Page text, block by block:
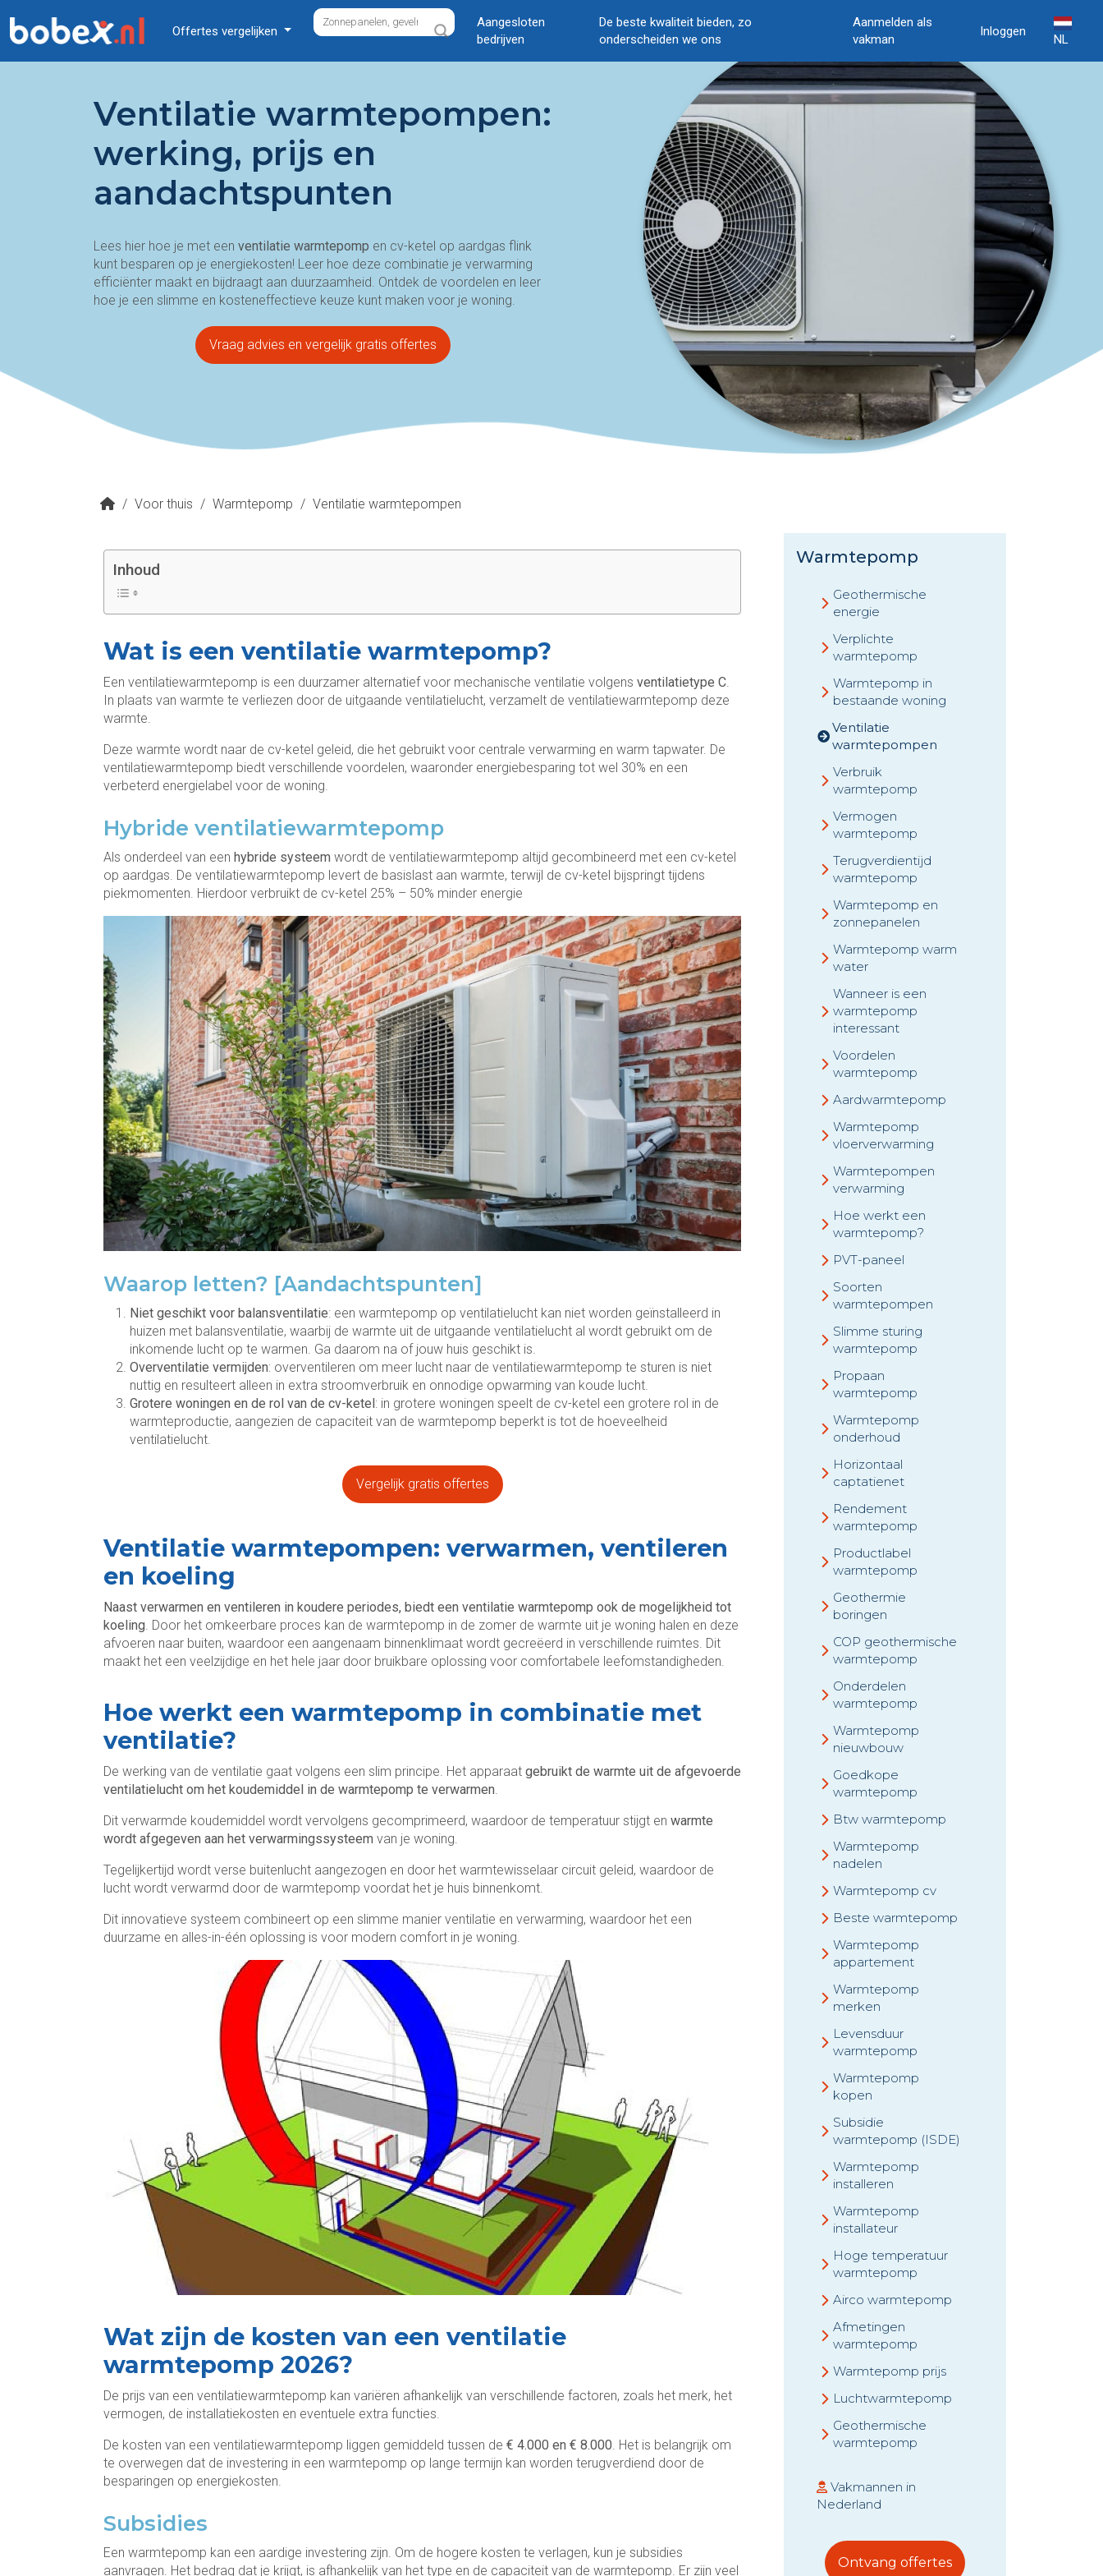
Offertes vergelijken
Aangesloten
bedrijven
De beste kwaliteit bieden, zo
onderscheiden we ons
Aanmelden als
vakman
Inloggen
NL
Ventilatie warmtepompen:
werking, prijs en
aandachtspunten
Lees hier hoe je met een ventilatie warmtepomp en cv-ketel op aardgas flink
kunt besparen op je energiekosten! Leer hoe deze combinatie je verwarming
efficiënter maakt en bijdraagt aan duurzaamheid. Ontdek de voordelen en leer
hoe je een slimme en kosteneffectieve keuze kunt maken voor je woning.
Vraag advies en vergelijk gratis offertes
/ Voor thuis / Warmtepomp / Ventilatie warmtepompen
Inhoud
Wat is een ventilatie warmtepomp?
Een ventilatiewarmtepomp is een duurzamer alternatief voor mechanische ventilatie volgens ventilatietype C.
In plaats van warmte te verliezen door de uitgaande ventilatielucht, verzamelt de ventilatiewarmtepomp deze
warmte.
Deze warmte wordt naar de cv-ketel geleid, die het gebruikt voor centrale verwarming en warm tapwater. De
ventilatiewarmtepomp biedt verschillende voordelen, waaronder energiebesparing tot wel 30% en een
verbeterd energielabel voor de woning.
Hybride ventilatiewarmtepomp
Als onderdeel van een hybride systeem wordt de ventilatiewarmtepomp altijd gecombineerd met een cv-ketel
op aardgas. De ventilatiewarmtepomp levert de basislast aan warmte, terwijl de cv-ketel bijspringt tijdens
piekmomenten. Hierdoor verbruikt de cv-ketel 25% – 50% minder energie
Waarop letten? [Aandachtspunten]
Niet geschikt voor balansventilatie: een warmtepomp op ventilatielucht kan niet worden geïnstalleerd in
huizen met balansventilatie, waarbij de warmte uit de uitgaande ventilatielucht al wordt gebruikt om de
inkomende lucht op te warmen. Ga daarom na of jouw huis geschikt is.
Overventilatie vermijden: overventileren om meer lucht naar de ventilatiewarmtepomp te sturen is niet
nuttig en resulteert alleen in extra stroomverbruik en onnodige opwarming van koude lucht.
Grotere woningen en de rol van de cv-ketel: in grotere woningen speelt de cv-ketel een grotere rol in de
warmteproductie, aangezien de capaciteit van de warmtepomp beperkt is tot de hoeveelheid
ventilatielucht.
Vergelijk gratis offertes
Ventilatie warmtepompen: verwarmen, ventileren
en koeling
Naast verwarmen en ventileren in koudere periodes, biedt een ventilatie warmtepomp ook de mogelijkheid tot
koeling. Door het omkeerbare proces kan de warmtepomp in de zomer de warmte uit je woning halen en deze
afvoeren naar buiten, waardoor een aangenaam binnenklimaat wordt gecreëerd in verschillende ruimtes. Dit
maakt het een veelzijdige en het hele jaar door bruikbare oplossing voor comfortabele leefomstandigheden.
Hoe werkt een warmtepomp in combinatie met
ventilatie?
De werking van de ventilatie gaat volgens een slim principe. Het apparaat gebruikt de warmte uit de afgevoerde
ventilatielucht om het koudemiddel in de warmtepomp te verwarmen.
Dit verwarmde koudemiddel wordt vervolgens gecomprimeerd, waardoor de temperatuur stijgt en warmte
wordt afgegeven aan het verwarmingssysteem van je woning.
Tegelijkertijd wordt verse buitenlucht aangezogen en door het warmtewisselaar circuit geleid, waardoor de
lucht wordt verwarmd door de warmtepomp voordat het je huis binnenkomt.
Dit innovatieve systeem combineert op een slimme manier ventilatie en verwarming, waardoor het een
duurzame en alles-in-één oplossing is voor modern comfort in je woning.
Wat zijn de kosten van een ventilatie
warmtepomp 2026?
De prijs van een ventilatiewarmtepomp kan variëren afhankelijk van verschillende factoren, zoals het merk, het
vermogen, de installatiekosten en eventuele extra functies.
De kosten van een ventilatiewarmtepomp liggen gemiddeld tussen de € 4.000 en € 8.000. Het is belangrijk om
te overwegen dat de investering in een warmtepomp op lange termijn kan worden terugverdiend door de
besparingen op energiekosten.
Subsidies
Een warmtepomp kan een aardige investering zijn. Om de hogere kosten te verlagen, kun je subsidies
aanvragen. Het bedrag dat je krijgt, is afhankelijk van het type en de capaciteit van de warmtepomp. Er zijn veel
Warmtepomp
Geothermische
energie
Verplichte
warmtepomp
Warmtepomp in
bestaande woning
Ventilatie
warmtepompen
Verbruik
warmtepomp
Vermogen
warmtepomp
Terugverdientijd
warmtepomp
Warmtepomp en
zonnepanelen
Warmtepomp warm
water
Wanneer is een
warmtepomp
interessant
Voordelen
warmtepomp
Aardwarmtepomp
Warmtepomp
vloerverwarming
Warmtepompen
verwarming
Hoe werkt een
warmtepomp?
PVT-paneel
Soorten
warmtepompen
Slimme sturing
warmtepomp
Propaan
warmtepomp
Warmtepomp
onderhoud
Horizontaal
captatienet
Rendement
warmtepomp
Productlabel
warmtepomp
Geothermie
boringen
COP geothermische
warmtepomp
Onderdelen
warmtepomp
Warmtepomp
nieuwbouw
Goedkope
warmtepomp
Btw warmtepomp
Warmtepomp
nadelen
Warmtepomp cv
Beste warmtepomp
Warmtepomp
appartement
Warmtepomp
merken
Levensduur
warmtepomp
Warmtepomp
kopen
Subsidie
warmtepomp (ISDE)
Warmtepomp
installeren
Warmtepomp
installateur
Hoge temperatuur
warmtepomp
Airco warmtepomp
Afmetingen
warmtepomp
Warmtepomp prijs
Luchtwarmtepomp
Geothermische
warmtepomp
Vakmannen in
Nederland
Ontvang offertes